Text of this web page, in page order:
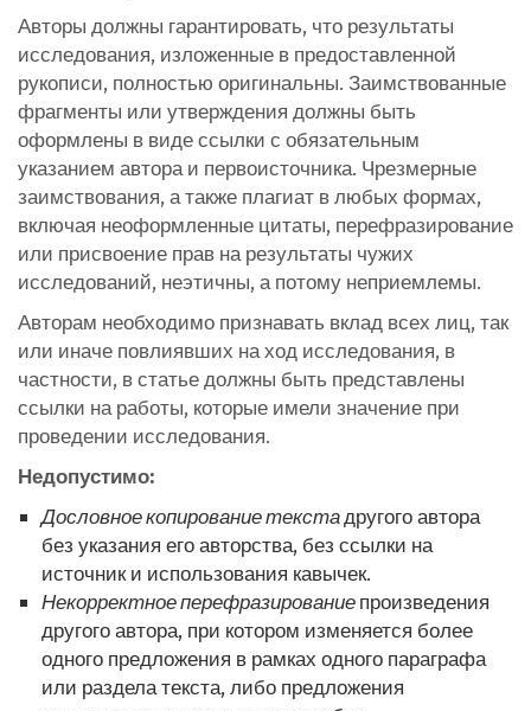
Авторы должны гарантировать, что результаты
исследования, изложенные в предоставленной
рукописи, полностью оригинальны. Заимствованные
фрагменты или утверждения должны быть
оформлены в виде ссылки с обязательным
указанием автора и первоисточника. Чрезмерные
заимствования, а также плагиат в любых формах,
включая неоформленные цитаты, перефразирование
или присвоение прав на результаты чужих
исследований, неэтичны, а потому неприемлемы.
Авторам необходимо признавать вклад всех лиц, так
или иначе повлиявших на ход исследования, в
частности, в статье должны быть представлены
ссылки на работы, которые имели значение при
проведении исследования.
Недопустимо:
Дословное копирование текстадругого автора
без указания его авторства, без ссылки на
источник и использования кавычек.
Некорректное перефразированиепроизведения
другого автора, при котором изменяется более
одного предложения в рамках одного параграфа
или раздела текста, либо предложения